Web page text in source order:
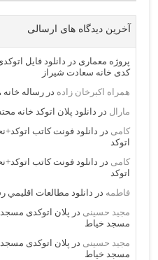
آخرین دیدگاه های ارسالی
پروژه معماری در دانلود فایل
کدی خانه سعادت شیراز
همراه اکبرخان زاده دررساله خانه
مارال در دانلود پلان اتوکد خانه
کامی در دانلود فونت کاتب
اتوکد
کامی در دانلود فونت کاتب
اتوکد
فاطمه در دانلود مطالعات
مجید حسینی در پلان اتوکدی مسجد
مسجد خیاط
مجید حسینی در پلان اتوکدی مسجد
مسجد خیاط